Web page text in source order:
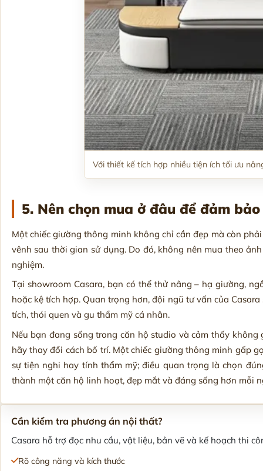
Với thiết kế tích hợp nhiều tiện ích tối ưu
5. Nên chọn mua ở đâu để đảm
Một chiếc giường thông minh không chỉ cần đẹp mà còn
vênh sau thời gian sử dụng. Do đó, không nên mua theo
nghiệm.
Tại showroom Casara, bạn có thể thử nâng – hạ giường,
hoặc kệ tích hợp. Quan trọng hơn, đội ngũ tư vấn của
tích, thói quen và gu thẩm mỹ cá nhân.
Nếu bạn đang sống trong căn hộ studio và cảm thấy
hãy thay đổi cách bố trí. Một chiếc giường thông minh gấp
sự tiện nghi hay tính thẩm mỹ; điều quan trọng là chọn
thành một căn hộ linh hoạt, đẹp mắt và đáng sống hơn mỗi
Cần kiểm tra phương án nội thất?
Casara hỗ trợ đọc nhu cầu, vật liệu, bản vẽ và kế hoạch thi
Rõ công năng và kích thước